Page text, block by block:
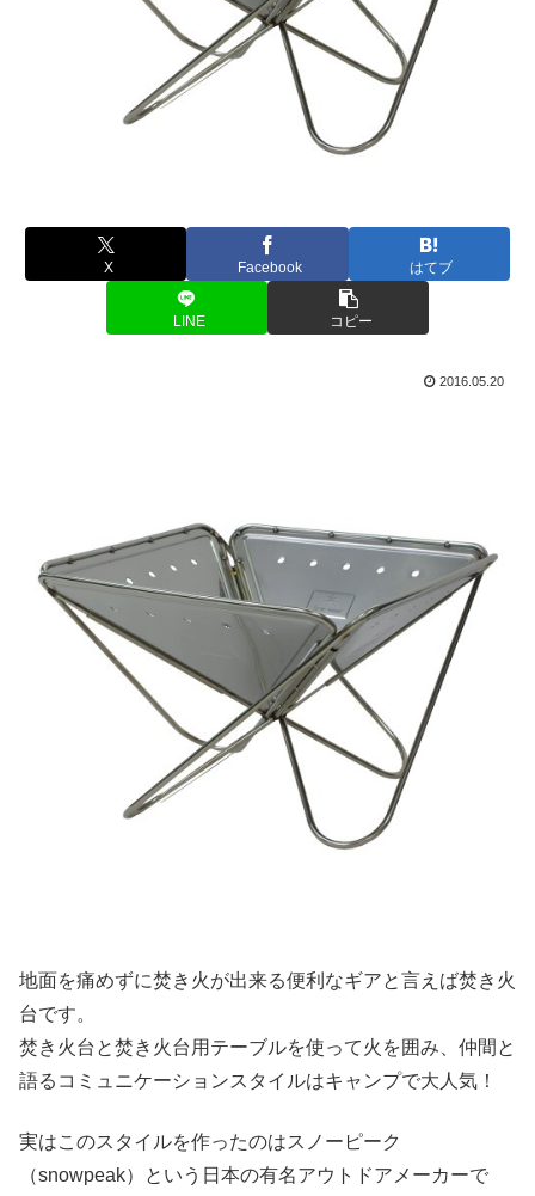
X Facebook はてブ
LINE コピー
2016.05.20
地面を痛めずに焚き火が出来る便利なギアと言えば焚き火
台です。
焚き火台と焚き火台用テーブルを使って火を囲み、仲間と
語るコミュニケーションスタイルはキャンプで大人気！
実はこのスタイルを作ったのはスノーピーク
（snowpeak）という日本の有名アウトドアメーカーで